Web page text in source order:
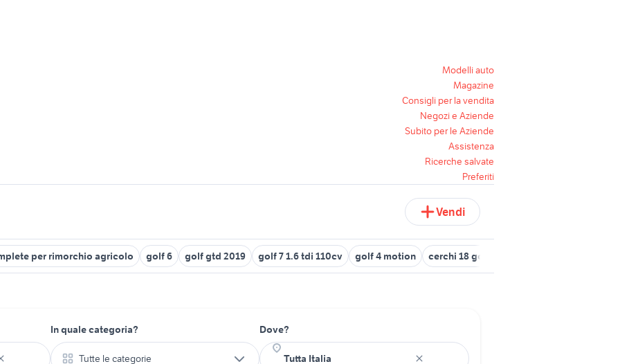
Modelli auto
Magazine
Consigli per la vendita
Negozi e Aziende
Subito per le Aziende
Assistenza
Ricerche salvate
Preferiti
Vendi
per rimorchio agricolo golf 6 golf gtd 2019 golf 7 1.6 tdi 110cv golf 4 motion cerchi 18 golf 7
In quale categoria?
Tutte le categorie
Dove?